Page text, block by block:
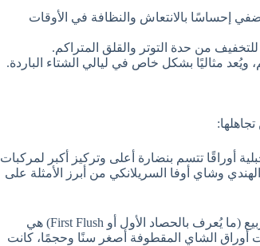
إحساسًا بالانتعاش والنظافة في الأوقات
للتخفيف من حدة التوتر والقلق المتراكم.
مثاليًا بشكل خاص في ليالي الشتاء الباردة.
أوراقًا تتسم بنضارة أعلى وتركيز أكبر لمركبات
وشاي أوفا السريلانكي من أبرز الأمثلة على
تُعتبر الأوراق التي يتم قطفها في فصل الربيع (ما يُعرف بالحصاد الأول أو First Flush) هي
أوراق الشاي المقطوفة أصغر سنًا وحجمًا، كانت